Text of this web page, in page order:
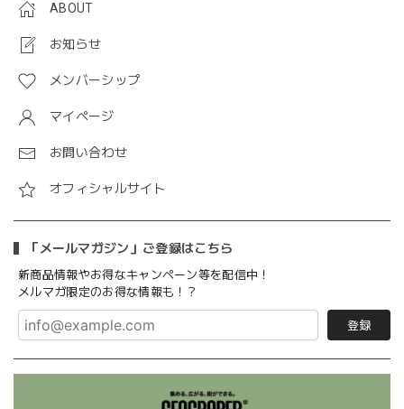
ABOUT
お知らせ
メンバーシップ
マイページ
お問い合わせ
オフィシャルサイト
「メールマガジン」ご登録はこちら
新商品情報やお得なキャンペーン等を配信中！
メルマガ限定のお得な情報も！？
登録